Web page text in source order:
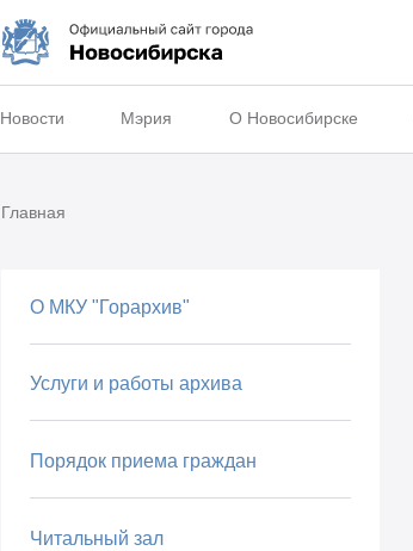
Новости Мэрия О Новосибирске
Главная
О МКУ "Горархив"
Услуги и работы архива
Порядок приема граждан
Читальный зал